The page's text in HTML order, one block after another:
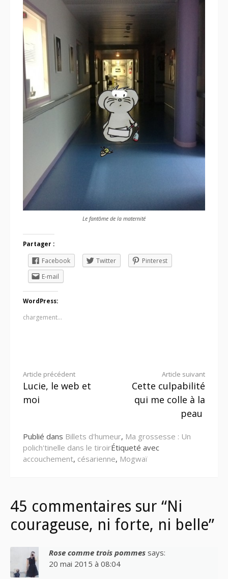
Le fantôme de la maternité
Partager :
Facebook Twitter
Pinterest
E-mail
WordPress:
chargement…
Lire
la
Article précédent
Lucie, le web et
moi
Article suivant
Cette culpabilité
qui me colle à la
peau
Publié dans Billets d'humeur, Ma grossesse : Un
polich'tinelle dans le tiroirÉtiqueté avec
accouchement, césarienne, Mogwaï
45 commentaires sur “Ni
courageuse, ni forte, ni belle”
Rose comme trois pommes says:
20 mai 2015 à 08:04